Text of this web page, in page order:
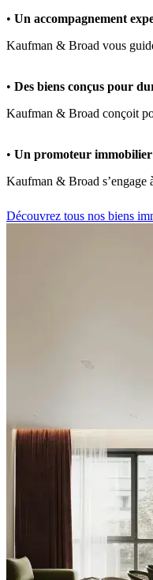
• Un accompagnement
Kaufman & Broad vous
• Des biens conçus pour
Kaufman & Broad conçoit
• Un promoteur immobilier
Kaufman & Broad s’engage
Découvrez tous nos biens